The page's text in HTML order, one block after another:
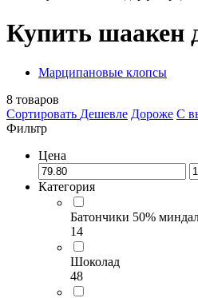
Купить шаакен
Марципановые клопсы
8 товаров
Сортировать Дешевле Дороже С
Фильтр
Цена
Категория
Батончики 50%
14
Шоколад
48